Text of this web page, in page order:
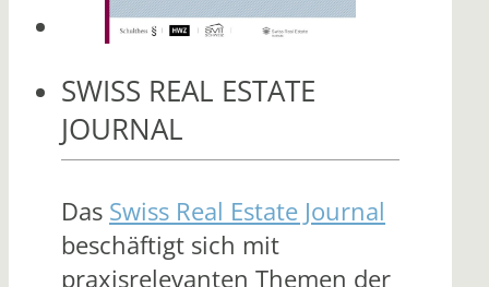
SWISS REAL ESTATE
JOURNAL
Das Swiss Real Estate Journal
beschäftigt sich mit
praxisrelevanten Themen der